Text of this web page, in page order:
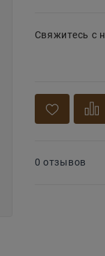
Свяжитесь с
0 отзывов